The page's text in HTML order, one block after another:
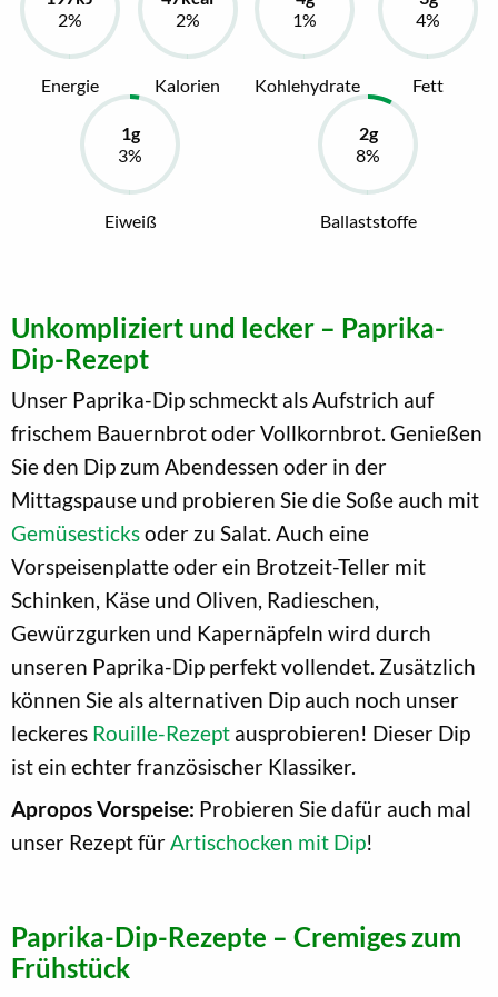
Energie Kalorien Kohlehydrate Fett
Eiweiß Ballaststoffe
Unkompliziert und lecker – Paprika-
Dip-Rezept
Unser Paprika-Dip schmeckt als Aufstrich auf
frischem Bauernbrot oder Vollkornbrot. Genießen
Sie den Dip zum Abendessen oder in der
Mittagspause und probieren Sie die Soße auch mit
Gemüsesticksoder zu Salat. Auch eine
Vorspeisenplatte oder ein Brotzeit-Teller mit
Schinken, Käse und Oliven, Radieschen,
Gewürzgurken und Kapernäpfeln wird durch
unseren Paprika-Dip perfekt vollendet. Zusätzlich
können Sie als alternativen Dip auch noch unser
leckeres Rouille-Rezept ausprobieren! Dieser Dip
ist ein echter französischer Klassiker.
Apropos Vorspeise: Probieren Sie dafür auch mal
unser Rezept fürArtischocken mit Dip!
Paprika-Dip-Rezepte – Cremiges zum
Frühstück